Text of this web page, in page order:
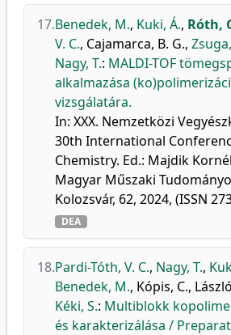
17.Benedek, M., Kuki, Á., Róth,
V. C., Cajamarca, B. G.,
Nagy, T.: MALDI-TOF
alkalmazása
vizsgálatára.
In: XXX. Nemzetközi
30th International
Chemistry. Ed.: Majdik
Magyar Műszaki
Kolozsvár, 62, 2024, (ISSN
DEA
18.Pardi-Tóth, V. C., Nagy, T.,
Benedek, M., Kópis, C.,
Kéki, S.: Multiblokk
és karakterizálása /